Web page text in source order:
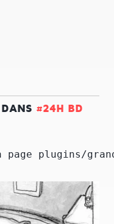
#24H BD
plugins/